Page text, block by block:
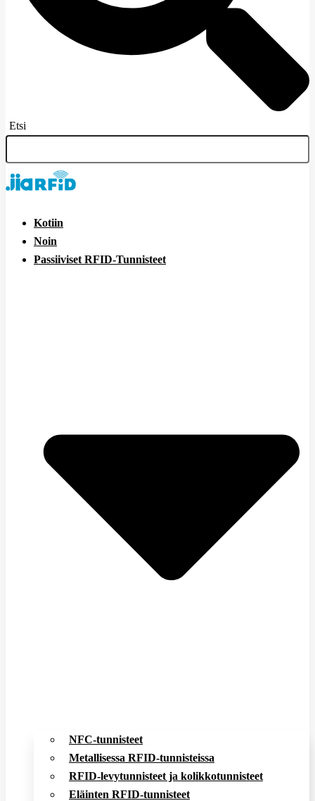
Etsi
Kotiin
Noin
Passiiviset RFID-Tunnisteet
NFC-tunnisteet
Metallisessa RFID-tunnisteissa
RFID-levytunnisteet ja kolikkotunnisteet
Eläinten RFID-tunnisteet